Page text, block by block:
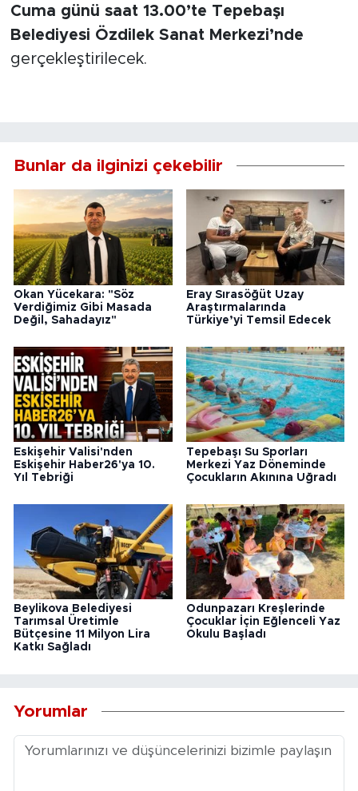
Cuma günü saat 13.00’te Tepebaşı
Belediyesi Özdilek Sanat Merkezi’nde
gerçekleştirilecek.
Bunlar da ilginizi çekebilir
Okan Yücekara: "Söz
Verdiğimiz Gibi Masada
Değil, Sahadayız"
Eray Sırasöğüt Uzay
Araştırmalarında
Türkiye’yi Temsil Edecek
Eskişehir Valisi'nden
Eskişehir Haber26'ya 10.
Yıl Tebriği
Tepebaşı Su Sporları
Merkezi Yaz Döneminde
Çocukların Akınına Uğradı
Beylikova Belediyesi
Tarımsal Üretimle
Bütçesine 11 Milyon Lira
Katkı Sağladı
Odunpazarı Kreşlerinde
Çocuklar İçin Eğlenceli Yaz
Okulu Başladı
Yorumlar